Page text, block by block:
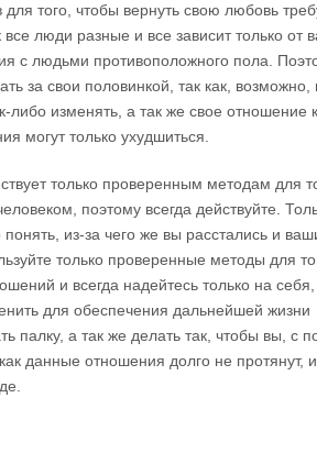
того, чтобы вернуть свою любовь
все люди разные и все зависит только от
с людьми противоположного пола.
за свои половинкой, так как,
либо изменять, а так же свое отношение
могут только ухудшиться.
только проверенным методам для
поэтому всегда действуйте.
из-за чего же вы расстались и
только проверенные методы для
и всегда надейтесь только на
для обеспечения дальнейшей жизни
палку, а так же делать так, чтобы вы,
данные отношения долго не протянут,